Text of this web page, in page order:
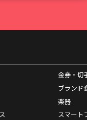
金券・切
ブランド
楽器
スマート